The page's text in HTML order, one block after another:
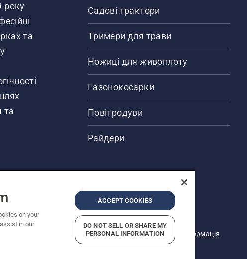
року
та
та
Садові трактори
Тримери для трави
Ножиці для живоплоту
Газонокосарки
Повітродуви
Райдери
Зазначено рекомендовані роздрібні ціни.
Примітка щодо конфіденційності Юридична інформація
on your
in our
ACCEPT COOKIES
DO NOT SELL OR SHARE MY
PERSONAL INFORMATION